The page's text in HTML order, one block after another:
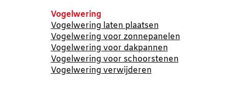
Vogelwering
Vogelwering laten plaatsen
Vogelwering voor zonnepanelen
Vogelwering voor dakpannen
Vogelwering voor schoorstenen
Vogelwering verwijderen